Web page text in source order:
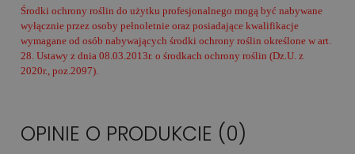
Środki ochrony roślin do użytku profesjonalnego mogą być nabywane
wyłącznie przez osoby pełnoletnie oraz posiadające kwalifikacje
wymagane od osób nabywających środki ochrony roślin określone w art.
28. Ustawy z dnia 08.03.2013r. o środkach ochrony roślin (Dz.U. z
2020r., poz.2097).
OPINIE O PRODUKCIE (0)